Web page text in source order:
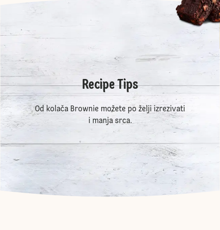
Recipe Tips
Od kolača Brownie možete po želji izrezivati
i manja srca.